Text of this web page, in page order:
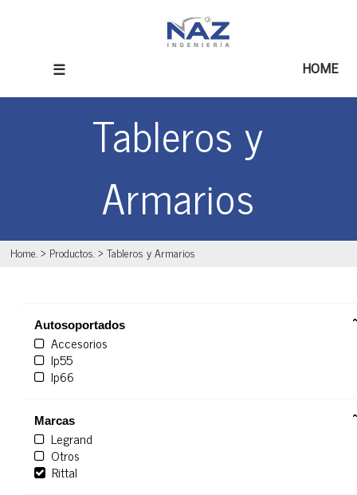
HOME
☰
Tableros y
Armarios
Home . > Productos . >Tableros y Armarios
Autosoportados
Accesorios
Ip55
Ip66
Marcas
Legrand
Otros
Rittal